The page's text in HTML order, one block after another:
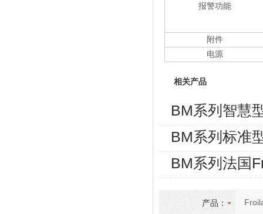
报警功能
附件
电源
相关产品
BM系列智慧
BM系列标准
BM系列法国
产品：